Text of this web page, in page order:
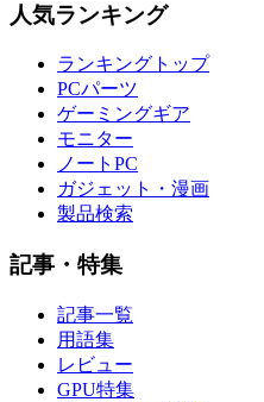
人気ランキング
ランキングトップ
PCパーツ
ゲーミングギア
モニター
ノートPC
ガジェット・漫画
製品検索
記事・特集
記事一覧
用語集
レビュー
GPU特集